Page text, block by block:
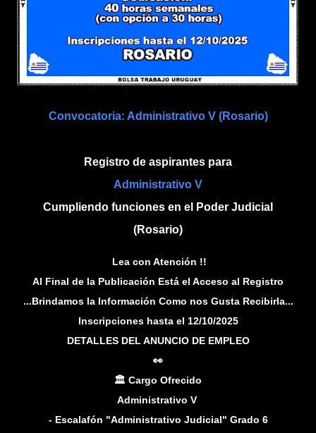
Convocatoria: Administrativo V (Rosario)
Registro de aspirantes para
Administrativo V
Cumpliendo funciones en el Poder Judicial
(Rosario)
Lea con Atención !!
Al Final de la Publicación Está el Acceso al Registro
...Brindamos la Información Como nos Gusta Recibirla...
Inscripciones hasta el 12/10/2025
DETALLES DEL ANUNCIO DE EMPLEO
👀
🏛️ Cargo Ofrecido
Administrativo V
- Escalafón "Administrativo Judicial" Grado 6